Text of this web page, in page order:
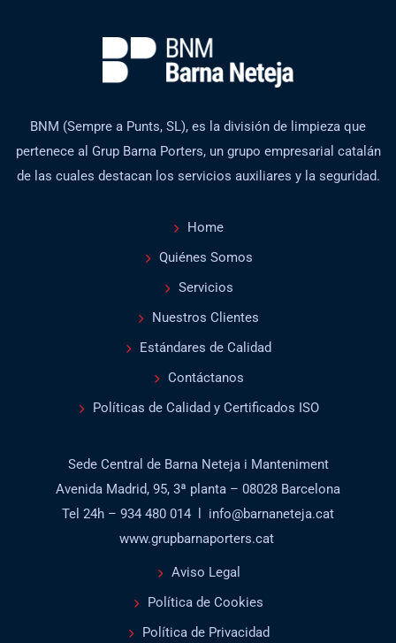
BNM (Sempre a Punts, SL), es la división de limpieza que
pertenece al Grup Barna Porters, un grupo empresarial catalán
de las cuales destacan los servicios auxiliares y la seguridad.
Home
Quiénes Somos
Servicios
Nuestros Clientes
Estándares de Calidad
Contáctanos
Políticas de Calidad y Certificados ISO
Sede Central de Barna Neteja i Manteniment
Avenida Madrid, 95, 3ª planta – 08028 Barcelona
Tel 24h – 934 480 014 l info@barnaneteja.cat
www.grupbarnaporters.cat
Aviso Legal
Política de Cookies
Política de Privacidad